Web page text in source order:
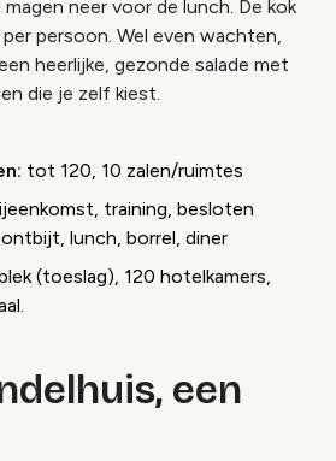
neer voor de lunch. De kok
persoon. Wel even wachten,
heerlijke, gezonde salade met
die je zelf kiest.
tot 120, 10 zalen/ruimtes
training, besloten
lunch, borrel, diner
(toeslag), 120 hotelkamers,
een